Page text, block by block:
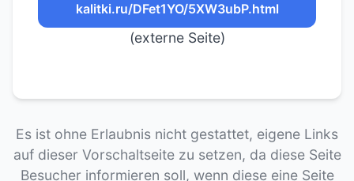
kalitki.ru/DFet1YO/5XW3ubP.html
(externe Seite)
Es ist ohne Erlaubnis nicht gestattet, eigene Links
auf dieser Vorschaltseite zu setzen, da diese Seite
Besucher informieren soll, wenn diese eine Seite